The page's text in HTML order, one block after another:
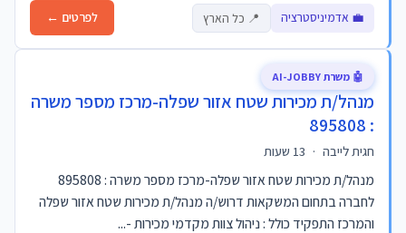
💼 אדמיניסטרציה 📍 כל הארץ לפרטים ←
מנהל/ת מכירות שטח אזור שפלה-מרכז מספר משרה
: 895808
חגית לייבה ·
מנהל/ת מכירות שטח אזור שפלה-מרכז מספר משרה : 895808
לחברה בתחום המשקאות דרוש/ה מנהל/ת מכירות שטח אזור שפלה
והמרכז התפקיד כולל : ניהול צוות מקדמי מכירות -...
🤖 משרת AI-JOBBY